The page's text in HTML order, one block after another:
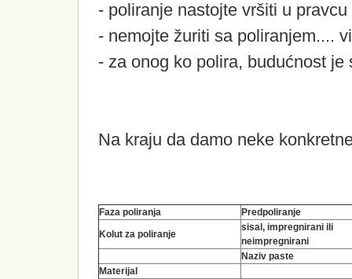
- poliranje nastojte vršiti u
- nemojte žuriti sa poliranjem....
- za onog ko polira, budućnost je
Na kraju da damo neke
Faza poliranja
Predpoliranje
Kolut za poliranje
sisal, impregnirani ili
neimpregnirani
Naziv paste
Materijal